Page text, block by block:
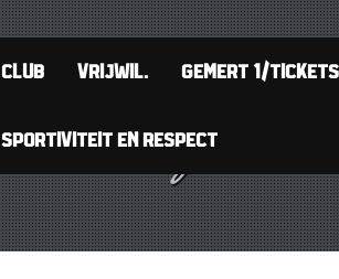
CLUB VRIJWIL. GEMERT 1/
SPORTIVITEIT EN RESPECT